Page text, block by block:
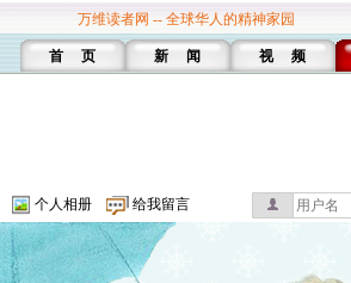
万维读者网 -- 全球华人的精神家园
首 页 新 闻 视 频
个人相册 给我留言